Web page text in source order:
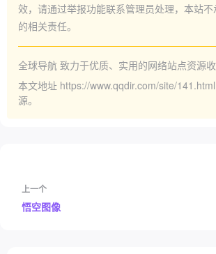
效，请通过举报功能联系管理员处理，本站
的相关责任。
全球导航 致力于优质、实用的网络站点资源收
本文地址 https://www.qqdir.com/site/141.html
源。
上一个
悟空图像